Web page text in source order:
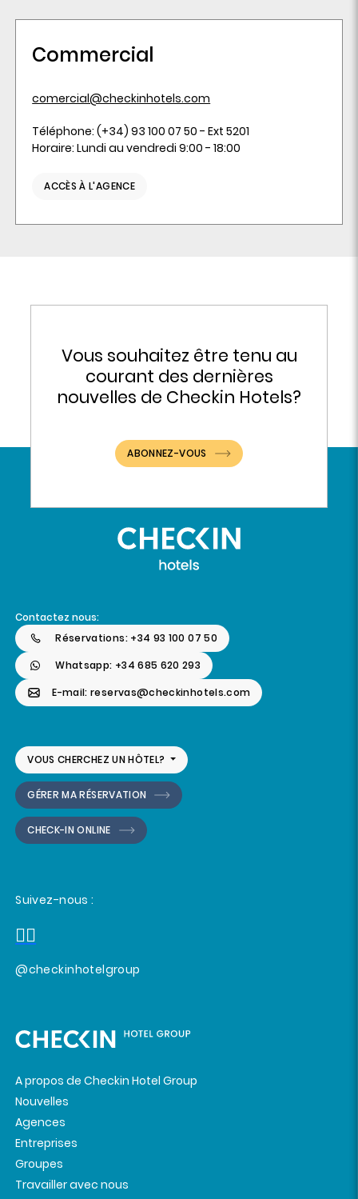
Commercial
comercial@checkinhotels.com
Téléphone: (+34) 93 100 07 50 - Ext 5201
Horaire: Lundi au vendredi 9:00 - 18:00
ACCÈS À L'AGENCE
Vous souhaitez être tenu au
courant des dernières
nouvelles de Checkin Hotels?
ABONNEZ-VOUS
Contactez nous:
Réservations: +34 93 100 07 50
Whatsapp: +34 685 620 293
E-mail: reservas@checkinhotels.com
VOUS CHERCHEZ UN HÔTEL?
GÉRER MA RÉSERVATION
CHECK-IN ONLINE
Suivez-nous :
@checkinhotelgroup
A propos de Checkin Hotel Group
Nouvelles
Agences
Entreprises
Groupes
Travailler avec nous